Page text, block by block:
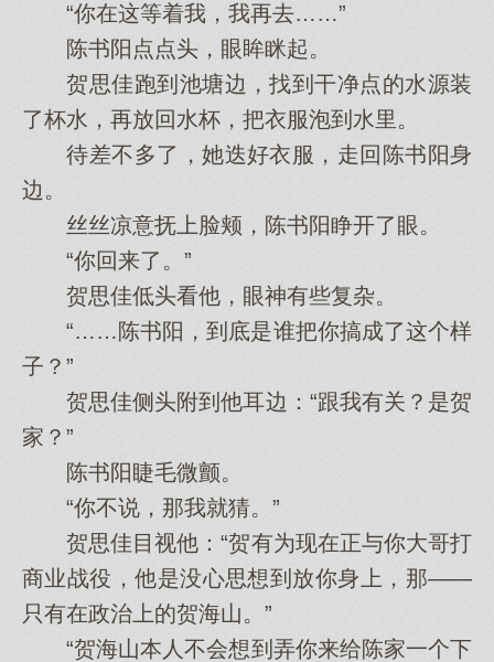
“你在这等着我，我再去……”
陈书阳点点头，眼眸眯起。
贺思佳跑到池塘边，找到干净点的水源装
了杯水，再放回水杯，把衣服泡到水里。
待差不多了，她迭好衣服，走回陈书阳身
边。
丝丝凉意抚上脸颊，陈书阳睁开了眼。
“你回来了。”
贺思佳低头看他，眼神有些复杂。
“……陈书阳，到底是谁把你搞成了这个样
子？”
贺思佳侧头附到他耳边：“跟我有关？是贺
家？”
陈书阳睫毛微颤。
“你不说，那我就猜。”
贺思佳目视他：“贺有为现在正与你大哥打
商业战役，他是没心思想到放你身上，那——
只有在政治上的贺海山。”
“贺海山本人不会想到弄你来给陈家一个下